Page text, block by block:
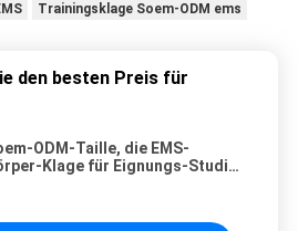
Trainingsklage Soem-ODM ems
den besten Preis für
ODM-Taille, die EMS-
Klage für Eignungs-Studio